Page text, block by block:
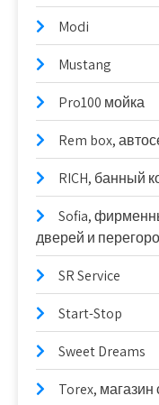
Modi
Mustang
Pro100 мойка
Rem box,
RICH, банный
Sofia,
дверей и
SR Service
Start-Stop
Sweet Dreams
Torex,